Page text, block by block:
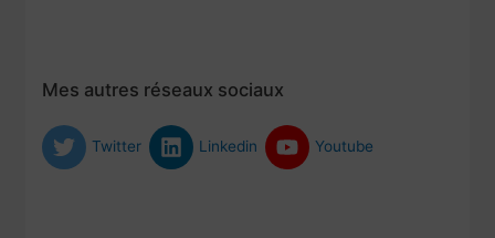
Mes autres réseaux sociaux
Twitter Linkedin Youtube